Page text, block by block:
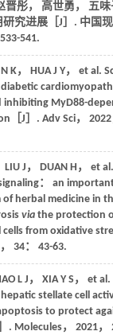
晋彤， 高世勇， 五
究进展［J］. 中国
541.
K， HUA J Y， et al.
inhibiting MyD88-
［J］. Adv Sci， 2022
LIU J ， DUAN H ， et
： an
of herbal medicine in
viathe protection
from oxidative
， 34： 43-63.
L J ， XIA Y S ， et
stellate cell
to protect
. Molecules， 2021，